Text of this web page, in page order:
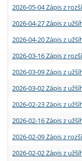
2026-05-04 Zápis z
2026-04-27 Zápis z
2026-04-20 Zápis z
2026-03-16 Zápis z
2026-03-09 Zápis z
2026-03-02 Zápis z
2026-02-23 Zápis z
2026-02-16 Zápis z
2026-02-09 Zápis z
2026-02-02 Zápis z